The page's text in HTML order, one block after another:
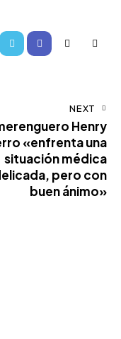
NEXT
Henry
«enfrenta una
situación médica
pero con
buen ánimo»